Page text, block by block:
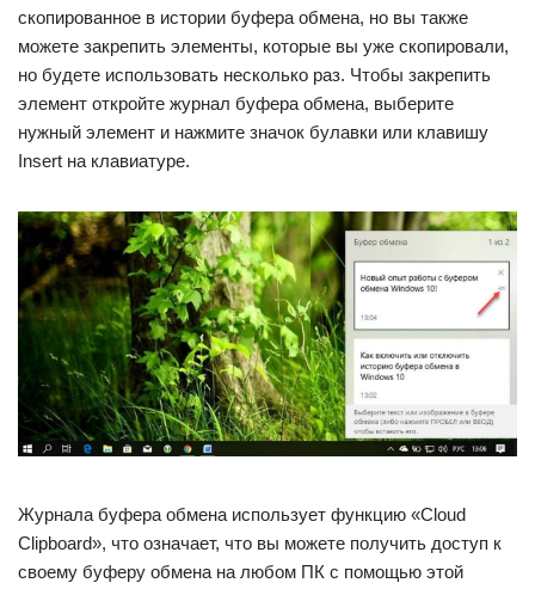
скопированное в истории буфера обмена, но вы также
можете закрепить элементы, которые вы уже скопировали,
но будете использовать несколько раз. Чтобы закрепить
элемент откройте журнал буфера обмена, выберите
нужный элемент и нажмите значок булавки или клавишу
Insert на клавиатуре.
Журнала буфера обмена использует функцию «Cloud
Clipboard», что означает, что вы можете получить доступ к
своему буферу обмена на любом ПК с помощью этой